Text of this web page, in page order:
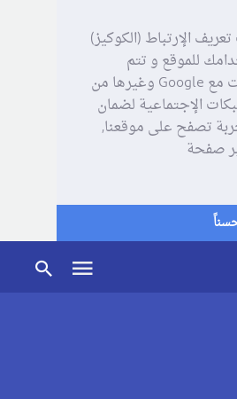
الإرتباط (الكوكيز)
للموقع و تتم
مشاركة بعض المعلومات مع Google وغيرها من
الإجتماعية لضمان
تصفح على موقعنا,
صفحة